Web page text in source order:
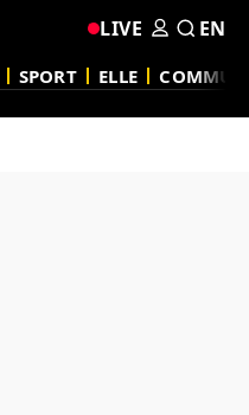
SPORT ELLE
LIVE EN